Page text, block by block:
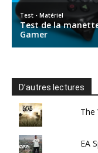
D’autres lectures
The
EA